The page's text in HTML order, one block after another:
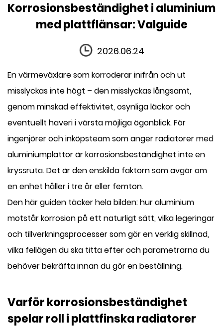
Korrosionsbeständighet i aluminium
med plattflänsar: Valguide
2026.06.24
En värmeväxlare som korroderar inifrån och ut
misslyckas inte högt – den misslyckas långsamt,
genom minskad effektivitet, osynliga läckor och
eventuellt haveri i värsta möjliga ögonblick. För
ingenjörer och inköpsteam som anger radiatorer med
aluminiumplattor är korrosionsbeständighet inte en
kryssruta. Det är den enskilda faktorn som avgör om
en enhet håller i tre år eller femton.
Den här guiden täcker hela bilden: hur aluminium
motstår korrosion på ett naturligt sätt, vilka legeringar
och tillverkningsprocesser som gör en verklig skillnad,
vilka fellägen du ska titta efter och parametrarna du
behöver bekräfta innan du gör en beställning.
Varför korrosionsbeständighet
spelar roll i plattfinska radiatorer